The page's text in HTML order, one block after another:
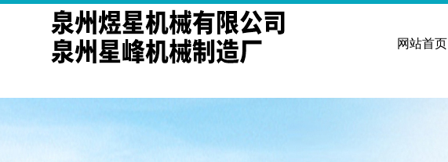
网站首页